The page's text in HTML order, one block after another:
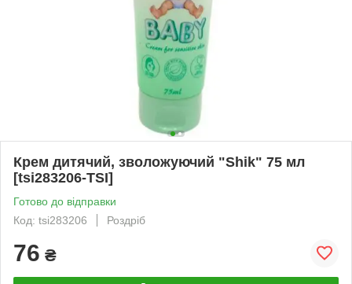
Крем дитячий, зволожуючий "Shik" 75 мл
[tsi283206-TSI]
Готово до відправки
Код: tsi283206
Роздріб
76 ₴